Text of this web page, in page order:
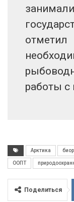
работы
Арктика
ООПТ
Поделиться